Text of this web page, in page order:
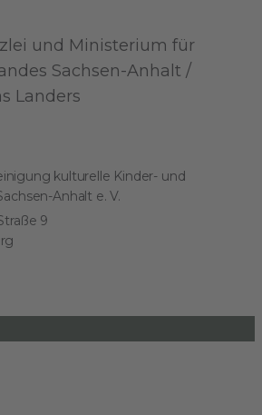
und Ministerium für
Sachsen-Anhalt /
Landers
kulturelle Kinder- und
Anhalt e. V.
9